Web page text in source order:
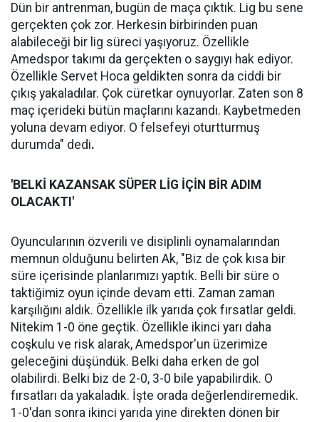
Dün bir antrenman, bugün de maça çıktık. Lig bu sene
gerçekten çok zor. Herkesin birbirinden puan
alabileceği bir lig süreci yaşıyoruz. Özellikle
Amedspor takımı da gerçekten o saygıyı hak ediyor.
Özellikle Servet Hoca geldikten sonra da ciddi bir
çıkış yakaladılar. Çok cüretkar oynuyorlar. Zaten son 8
maç içerideki bütün maçlarını kazandı. Kaybetmeden
yoluna devam ediyor. O felsefeyi oturtturmuş
durumda" dedi.
'BELKİ KAZANSAK SÜPER LİG İÇİN BİR ADIM
OLACAKTI'
Oyuncularının özverili ve disiplinli oynamalarından
memnun olduğunu belirten Ak, "Biz de çok kısa bir
süre içerisinde planlarımızı yaptık. Belli bir süre o
taktiğimiz oyun içinde devam etti. Zaman zaman
karşılığını aldık. Özellikle ilk yarıda çok fırsatlar geldi.
Nitekim 1-0 öne geçtik. Özellikle ikinci yarı daha
coşkulu ve risk alarak, Amedspor'un üzerimize
geleceğini düşündük. Belki daha erken de gol
olabilirdi. Belki biz de 2-0, 3-0 bile yapabilirdik. O
fırsatları da yakaladık. İşte orada değerlendiremedik.
1-0'dan sonra ikinci yarıda yine direkten dönen bir